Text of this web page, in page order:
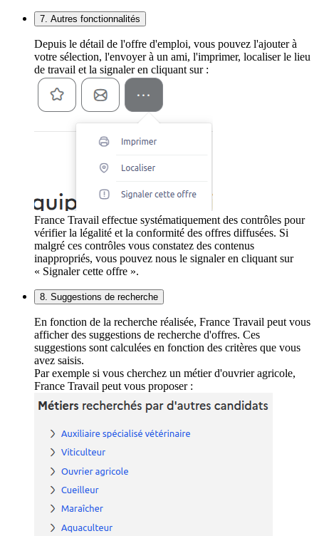
7. Autres fonctionnalités
Depuis le détail de l'offre d'emploi, vous pouvez l'ajouter à
votre sélection, l'envoyer à un ami, l'imprimer, localiser le lieu
de travail et la signaler en cliquant sur :
France Travail effectue systématiquement des contrôles pour
vérifier la légalité et la conformité des offres diffusées. Si
malgré ces contrôles vous constatez des contenus
inappropriés, vous pouvez nous le signaler en cliquant sur
« Signaler cette offre ».
8. Suggestions de recherche
En fonction de la recherche réalisée, France Travail peut vous
afficher des suggestions de recherche d'offres. Ces
suggestions sont calculées en fonction des critères que vous
avez saisis.
Par exemple si vous cherchez un métier d'ouvrier agricole,
France Travail peut vous proposer :